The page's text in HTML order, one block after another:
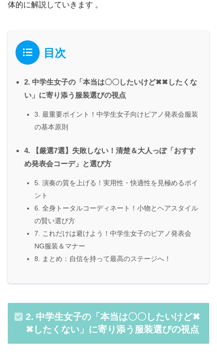
体的に解説していきます 。
目次
2. 中学生女子の「本当は〇〇したいけど✖✖したくな
い」に寄り添う服装選びの視点
3. 最重要ポイント！中学生女子向けピアノ発表会服装
の基本原則
4. 【厳選7選】失敗しない！清楚＆大人っぽ「おすす
め発表会コーデ」と選び方
5. 演奏の質を上げる！実用性・快適性を見極めるポイ
ント
6. 全身トータルコーディネート！小物とヘアスタイル
の賢い選び方
7. これだけは避けよう！中学生女子のピアノ発表会
NG服装＆マナー
8. まとめ：自信を持って最高のステージへ！
2. 中学生女子の「本当は〇〇したいけど✖
✖したくない」に寄り添う服装選びの視点